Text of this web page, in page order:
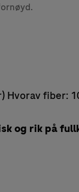
Hvorav fiber:
og rik på